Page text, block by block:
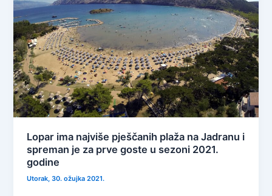
Lopar ima najviše pješčanih plaža na Jadranu i
spreman je za prve goste u sezoni 2021.
godine
Utorak, 30. ožujka 2021.